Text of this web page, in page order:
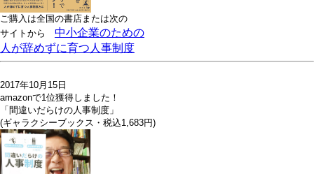
ご購入は全国の書店または次の
サイトから 中小企業のための
人が辞めずに育つ人事制度
2017年10月15日
amazonで1位獲得しました！
「間違いだらけの人事制度」
(ギャラクシーブックス・税込1,683円)